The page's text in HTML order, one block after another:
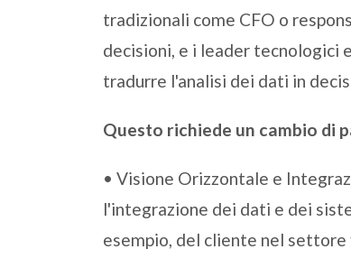
tradizionali come CFO o
decisioni, e i leader tecnologici
tradurre l'analisi dei dati in
Questo richiede un cambio di
• Visione Orizzontale e
l'integrazione dei dati e dei
esempio, del cliente nel